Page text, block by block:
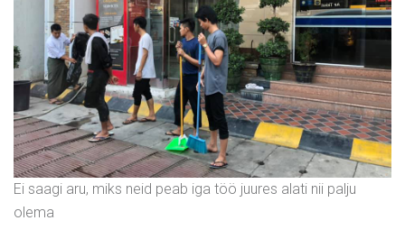
Ei saagi aru, miks neid peab iga töö juures alati nii palju
olema